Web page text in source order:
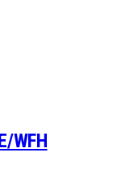
WFΗ